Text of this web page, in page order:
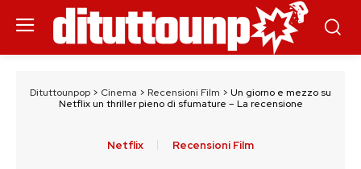
Dituttounpop > Cinema > Recensioni Film > Un giorno e mezzo su
Netflix un thriller pieno di sfumature – La recensione
Netflix Recensioni Film